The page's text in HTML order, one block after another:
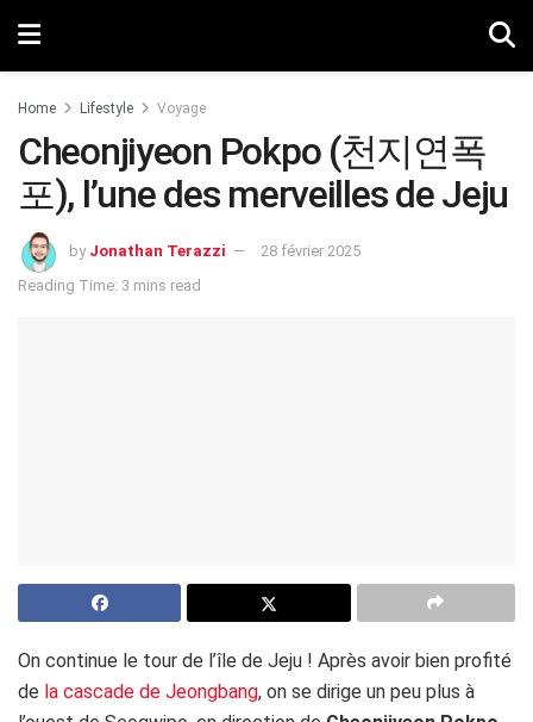
Home Lifestyle Voyage
Cheonjiyeon Pokpo (천지연폭
포), l’une des merveilles de Jeju
by Jonathan Terazzi
28 février 2025
Reading Time: 3 mins read
On continue le tour de l’île de Jeju ! Après avoir bien profité
de la cascade de Jeongbang, on se dirige un peu plus à